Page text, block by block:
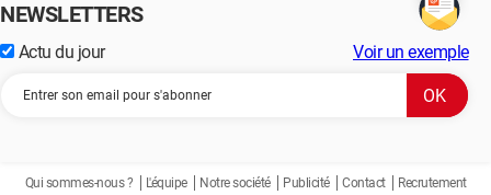
NEWSLETTERS
Actu du jour Voir un exemple
Qui sommes-nous ? L'équipe Notre société Publicité Contact Recrutement